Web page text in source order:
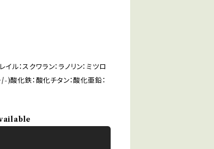
ル：スクワラン：ラノリン：ミツロ
)酸化鉄：酸化チタン：酸化亜鉛：